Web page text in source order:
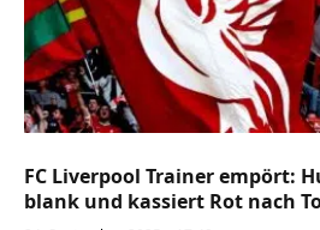
FC Liverpool Trainer empört:
blank und kassiert Rot nach